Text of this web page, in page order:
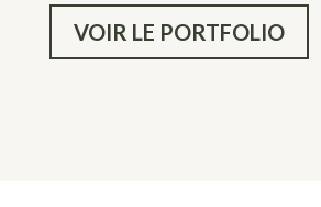
VOIR LE PORTFOLIO